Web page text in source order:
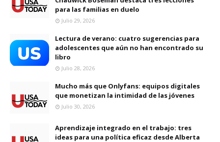
para las familias en duelo
Julio 29, 2026
Lectura de verano: cuatro sugerencias para
adolescentes que aún no han encontrado su
libro
Julio 28, 2026
Mucho más que Onlyfans: equipos digitales
que monetizan la intimidad de las jóvenes
Julio 30, 2026
Aprendizaje integrado en el trabajo: tres
ideas para una política eficaz desde Alberta